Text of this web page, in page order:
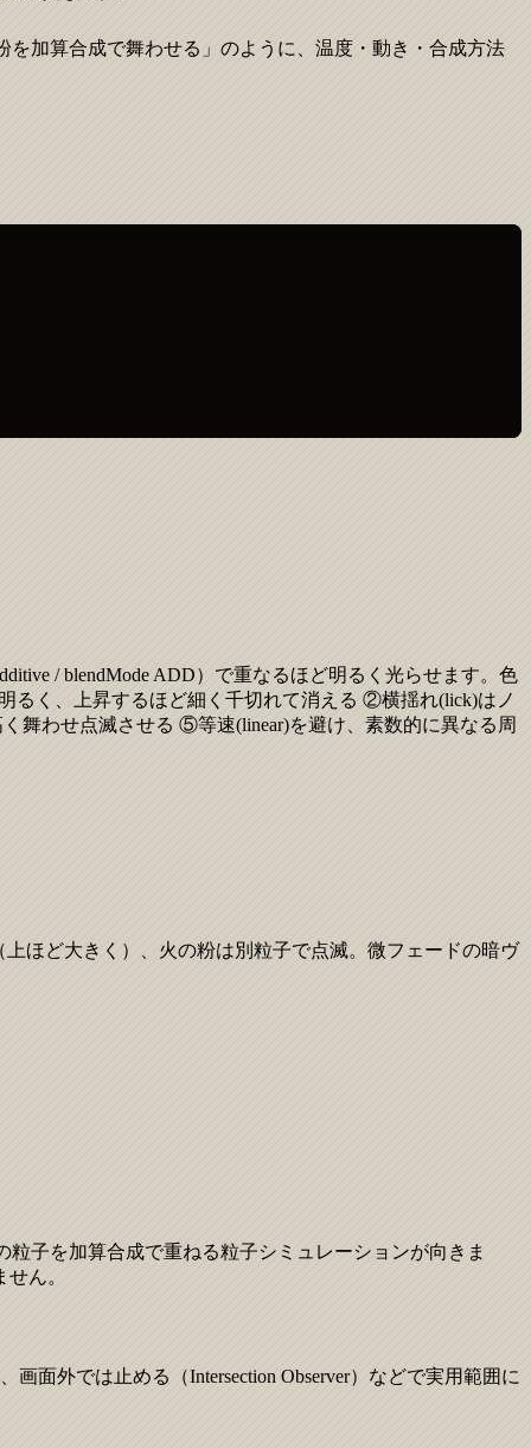
加算合成で舞わせる」のように、温度・動き・合成方法
/ blendMode ADD）で重なるほど明るく光らせます。色
く、上昇するほど細く千切れて消える ②横揺れ(lick)はノ
舞わせ点滅させる ⑤等速(linear)を避け、素数的に異なる周
ほど大きく）、火の粉は別粒子で点滅。微フェードの暗ヴ
子を加算合成で重ねる粒子シミュレーションが向きま
ん。
面外では止める（Intersection Observer）などで実用範囲に